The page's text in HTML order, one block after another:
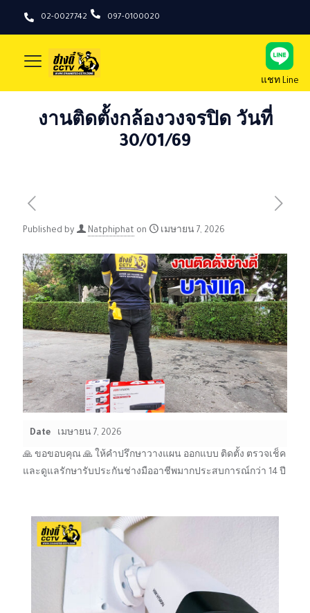
02-0027742 097-0100020
แชท Line
งานติดตั้งกล้องวงจรปิด วันที่
30/01/69
Published by Natphiphat on เมษายน 7, 2026
Date เมษายน 7, 2026
🙏 ขอขอบคุณ 🙏 ให้คำปรึกษาวางแผน ออกแบบ ติดตั้ง ตรวจเช็ค
และดูแลรักษารับประกันช่างมืออาชีพมากประสบการณ์กว่า 14 ปี